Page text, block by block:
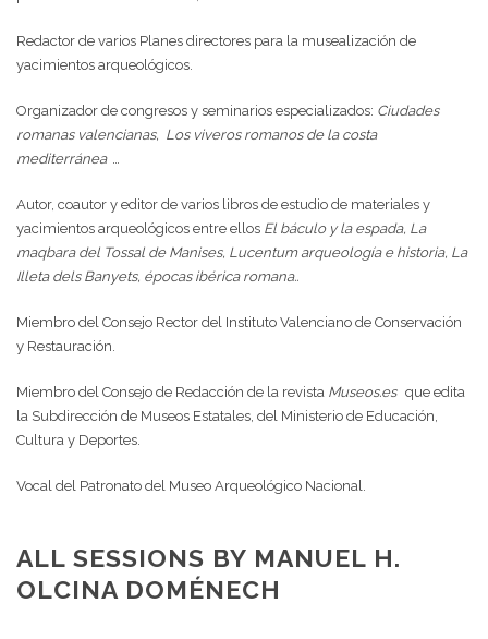
Redactor de varios Planes directores para la musealización de
yacimientos arqueológicos.
Organizador de congresos y seminarios especializados: Ciudades
romanas valencianas, Los viveros romanos de la costa
mediterránea
Autor, coautor y editor de varios libros de estudio de materiales y
yacimientos arqueológicos entre ellos El báculo y la espada, La
maqbara del Tossal de Manises, Lucentum arqueología e historia, La
Illeta dels Banyets, épocas ibérica romana..
Miembro del Consejo Rector del Instituto Valenciano de Conservación
y Restauración.
Miembro del Consejo de Redacción de la revista Museos.es que edita
la Subdirección de Museos Estatales, del Ministerio de Educación,
Cultura y Deportes.
Vocal del Patronato del Museo Arqueológico Nacional.
ALL SESSIONS BY MANUEL H.
OLCINA DOMÉNECH